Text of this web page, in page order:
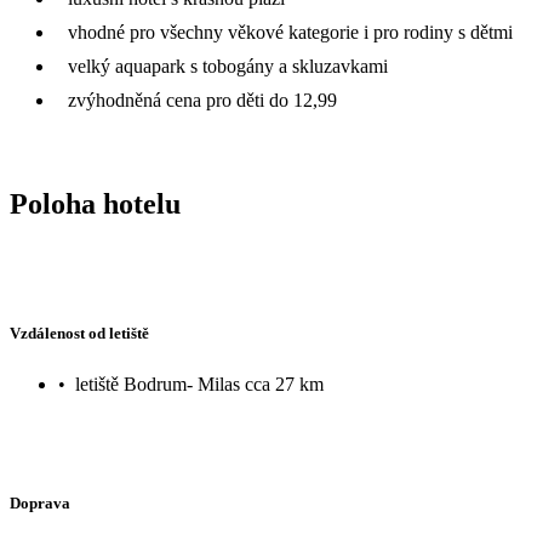
vhodné pro všechny věkové kategorie i pro rodiny s dětmi
velký aquapark s tobogány a skluzavkami
zvýhodněná cena pro děti do 12,99
Poloha hotelu
Vzdálenost od letiště
• letiště Bodrum- Milas cca 27 km
Doprava